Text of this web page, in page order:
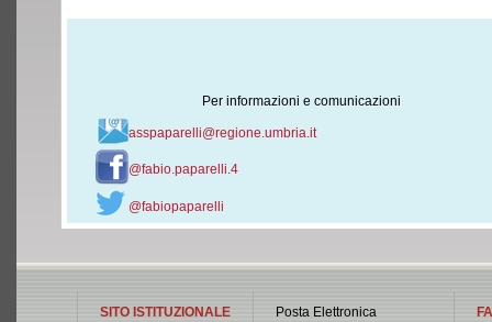
Per informazioni e comunicazioni
asspaparelli@regione.umbria.it
@fabio.paparelli.4
@fabiopaparelli
SITO ISTITUZIONALE
Posta Elettronica